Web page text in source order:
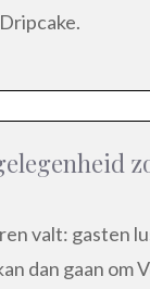
valt: gasten
dan gaan om